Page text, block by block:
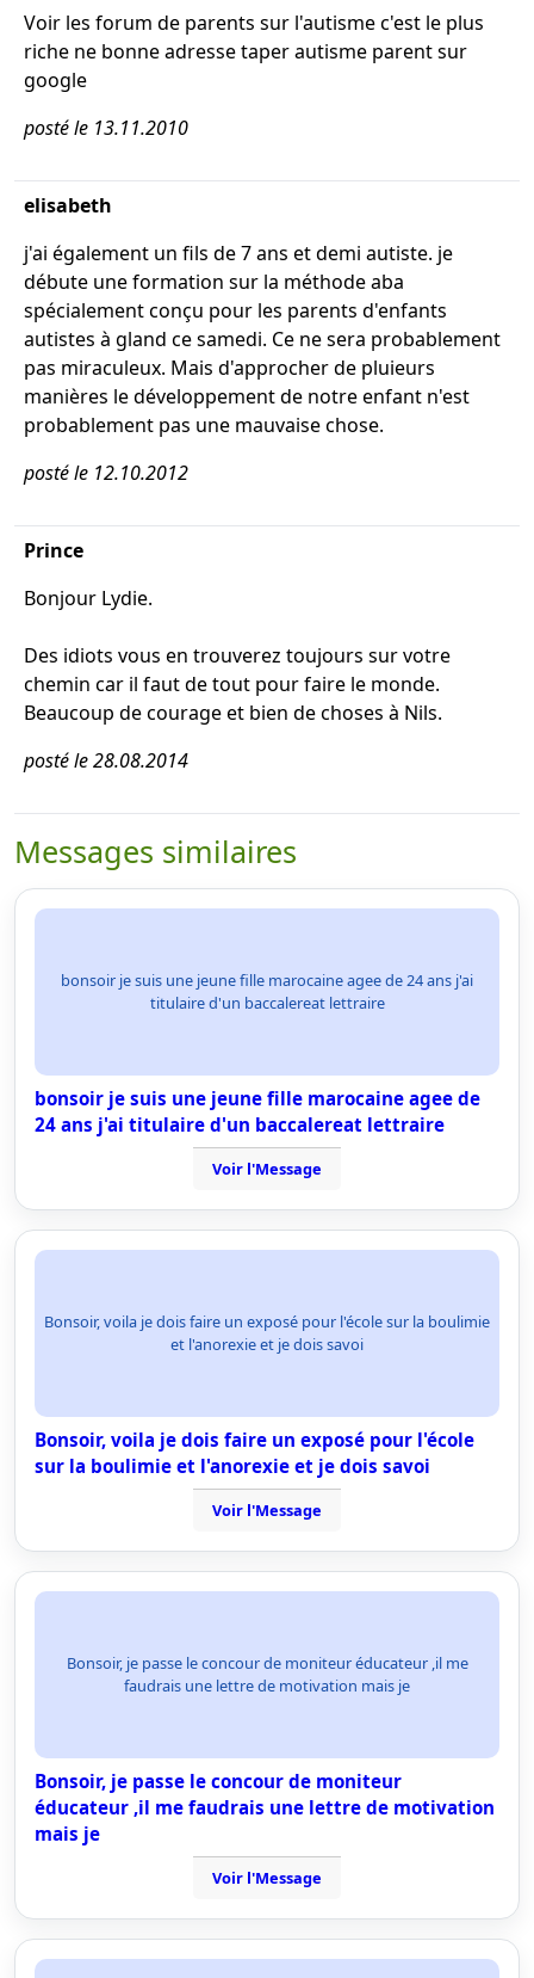
Voir les forum de parents sur l'autisme c'est le plus
riche ne bonne adresse taper autisme parent sur
google
posté le 13.11.2010
elisabeth
j'ai également un fils de 7 ans et demi autiste. je
débute une formation sur la méthode aba
spécialement conçu pour les parents d'enfants
autistes à gland ce samedi. Ce ne sera probablement
pas miraculeux. Mais d'approcher de pluieurs
manières le développement de notre enfant n'est
probablement pas une mauvaise chose.
posté le 12.10.2012
Prince
Bonjour Lydie.
Des idiots vous en trouverez toujours sur votre
chemin car il faut de tout pour faire le monde.
Beaucoup de courage et bien de choses à Nils.
posté le 28.08.2014
Messages similaires
bonsoir je suis une jeune fille marocaine agee de 24 ans j'ai
titulaire d'un baccalereat lettraire
bonsoir je suis une jeune fille marocaine agee de
24 ans j'ai titulaire d'un baccalereat lettraire
Voir l'Message
Bonsoir, voila je dois faire un exposé pour l'école sur la boulimie
et l'anorexie et je dois savoi
Bonsoir, voila je dois faire un exposé pour l'école
sur la boulimie et l'anorexie et je dois savoi
Voir l'Message
Bonsoir, je passe le concour de moniteur éducateur ,il me
faudrais une lettre de motivation mais je
Bonsoir, je passe le concour de moniteur
éducateur ,il me faudrais une lettre de motivation
mais je
Voir l'Message